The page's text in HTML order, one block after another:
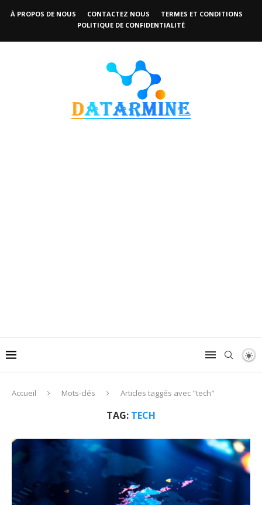
À PROPOS DE NOUS CONTACTEZ NOUS
TERMES ET CONDITIONS
POLITIQUE DE CONFIDENTIALITÉ
Accueil Mots-clés Articles taggés avec "tech"
TAG: TECH